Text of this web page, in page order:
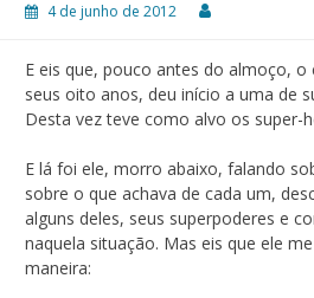
4 de junho de 2012
E eis que, pouco antes do almoço, o
seus oito anos, deu início a uma de
Desta vez teve como alvo os super-
E lá foi ele, morro abaixo, falando
sobre o que achava de cada um,
alguns deles, seus superpoderes e
naquela situação. Mas eis que ele
maneira: